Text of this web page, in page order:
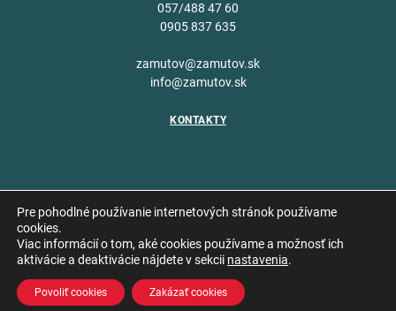
057/488 47 60
0905 837 635
zamutov@zamutov.sk
info@zamutov.sk
KONTAKTY
Copyright © 2026 Obec
Pre pohodlné používanie internetových stránok používame
cookies.
Viac informácií o tom, aké cookies používame a možnosť ich
aktivácie a deaktivácie nájdete v sekcii nastavenia.
Povoliť cookies Zakázať cookies